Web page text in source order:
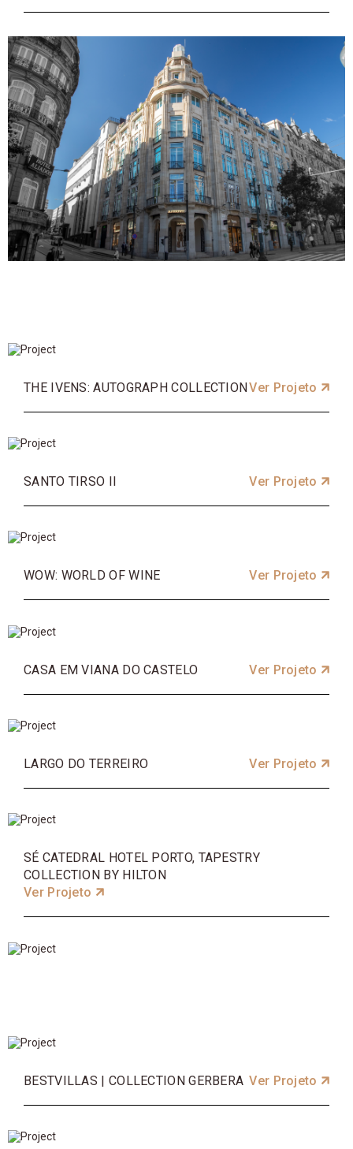
THE IVENS: AUTOGRAPH COLLECTIONVer Projeto
SANTO TIRSO II Ver Projeto
WOW: WORLD OF WINE Ver Projeto
CASA EM VIANA DO CASTELO Ver Projeto
LARGO DO TERREIRO Ver Projeto
SÉ CATEDRAL HOTEL PORTO, TAPESTRY
COLLECTION BY HILTON
Ver Projeto
BESTVILLAS | COLLECTION GERBERA Ver Projeto